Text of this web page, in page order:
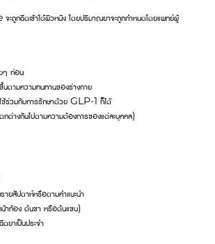
ฉีดเข้าใต้ผิวหนัง โดยปริมาณยาจะถูกกำหนดโดยแพทย์ผู้
ๆ ก่อน
ตามความทนทานของร่างกาย
ช้ร่วมกับการรักษาด้วย GLP-1 ก็ได้
กต่างกันไปตามความต้องการของแต่ละบุคคล)
รายสัปดาห์หรือตามคำแนะนำ
น้าท้อง ต้นขา หรือต้นแขน)
ยาเป็นประจำ